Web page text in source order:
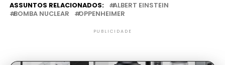
ASSUNTOS RELACIONADOS:
ALBERT EINSTEIN
BOMBA NUCLEAR
OPPENHEIMER
PUBLICIDADE